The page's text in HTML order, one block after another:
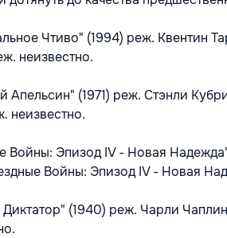
Чтиво" (1994) реж. Квентин
неизвестно.
Апельсин" (1971) реж. Стэнли
неизвестно.
Войны: Эпизод IV - Новая
Войны: Эпизод IV - Новая
(1940) реж. Чарли